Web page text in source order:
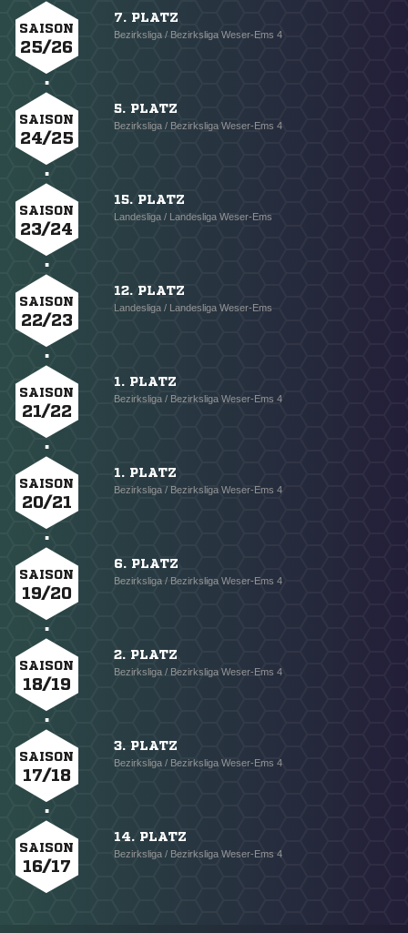
SAISON
25/26
7. PLATZ
Bezirksliga / Bezirksliga Weser-Ems 4
SAISON
24/25
5. PLATZ
Bezirksliga / Bezirksliga Weser-Ems 4
SAISON
23/24
15. PLATZ
Landesliga / Landesliga Weser-Ems
SAISON
22/23
12. PLATZ
Landesliga / Landesliga Weser-Ems
SAISON
21/22
1. PLATZ
Bezirksliga / Bezirksliga Weser-Ems 4
SAISON
20/21
1. PLATZ
Bezirksliga / Bezirksliga Weser-Ems 4
SAISON
19/20
6. PLATZ
Bezirksliga / Bezirksliga Weser-Ems 4
SAISON
18/19
2. PLATZ
Bezirksliga / Bezirksliga Weser-Ems 4
SAISON
17/18
3. PLATZ
Bezirksliga / Bezirksliga Weser-Ems 4
SAISON
16/17
14. PLATZ
Bezirksliga / Bezirksliga Weser-Ems 4